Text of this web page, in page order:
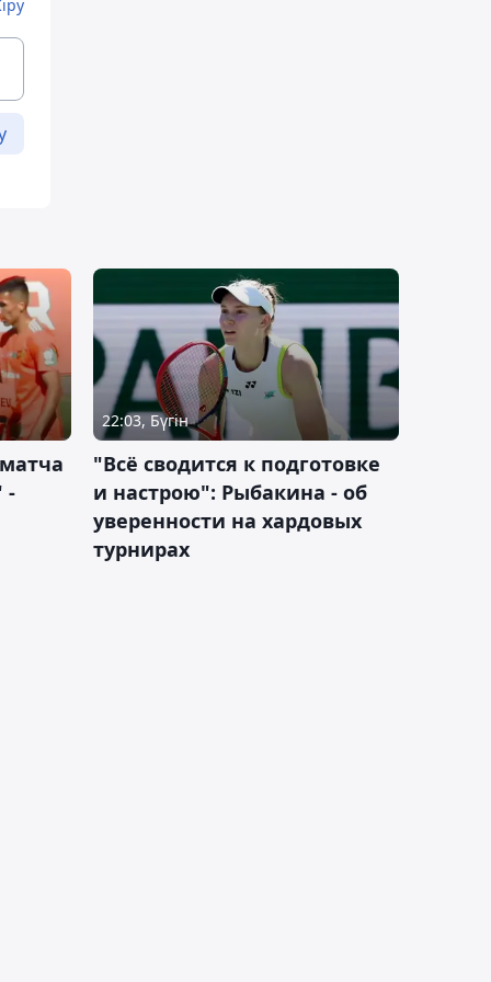
-
22:03, Бүгін
"Всё сводится к подготовке
и настрою": Рыбакина - об
уверенности на хардовых
турнирах